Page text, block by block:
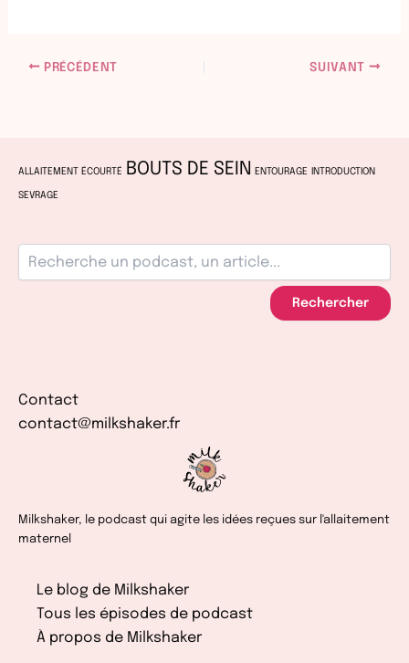
PRÉCÉDENT SUIVANT
ALLAITEMENT ÉCOURTÉ BOUTS DE SEIN ENTOURAGE INTRODUCTION
SEVRAGE
Rechercher
Contact
contact@milkshaker.fr
Milkshaker, le podcast qui agite les idées reçues sur l'allaitement
maternel
Le blog de Milkshaker
Tous les épisodes de podcast
À propos de Milkshaker